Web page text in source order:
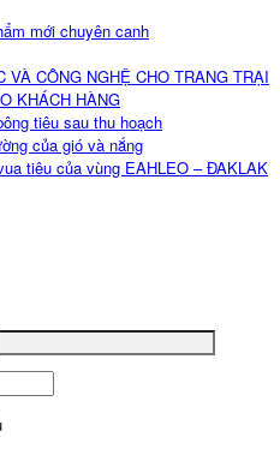
mới chuyên canh
VÀ CÔNG NGHỆ CHO TRANG TRẠI
KHÁCH HÀNG
tiêu sau thu hoạch
của gió và nắng
tiêu của vùng EAHLEO – ĐAKLAK